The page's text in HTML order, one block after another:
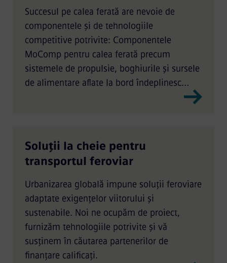
Succesul pe calea ferată are nevoie de
componentele și de tehnologiile
competitive potrivite: Componentele
MoComp pentru calea ferată precum
sistemele de propulsie, boghiurile și sursele
de alimentare aflate la bord îndeplinesc
cerințele dumneavoastră în ceea ce privește
Soluții la cheie pentru
transportul feroviar
Urbanizarea globală impune soluții feroviare
adaptate exigențelor viitorului și
sustenabile. Noi ne ocupăm de proiect,
furnizăm tehnologiile potrivite și vă
susținem în căutarea partenerilor de
finanțare calificați.